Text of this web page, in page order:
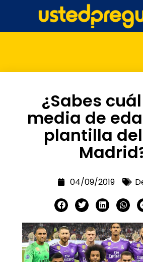
¿Sabes
media de
plantilla del
04/09/2019